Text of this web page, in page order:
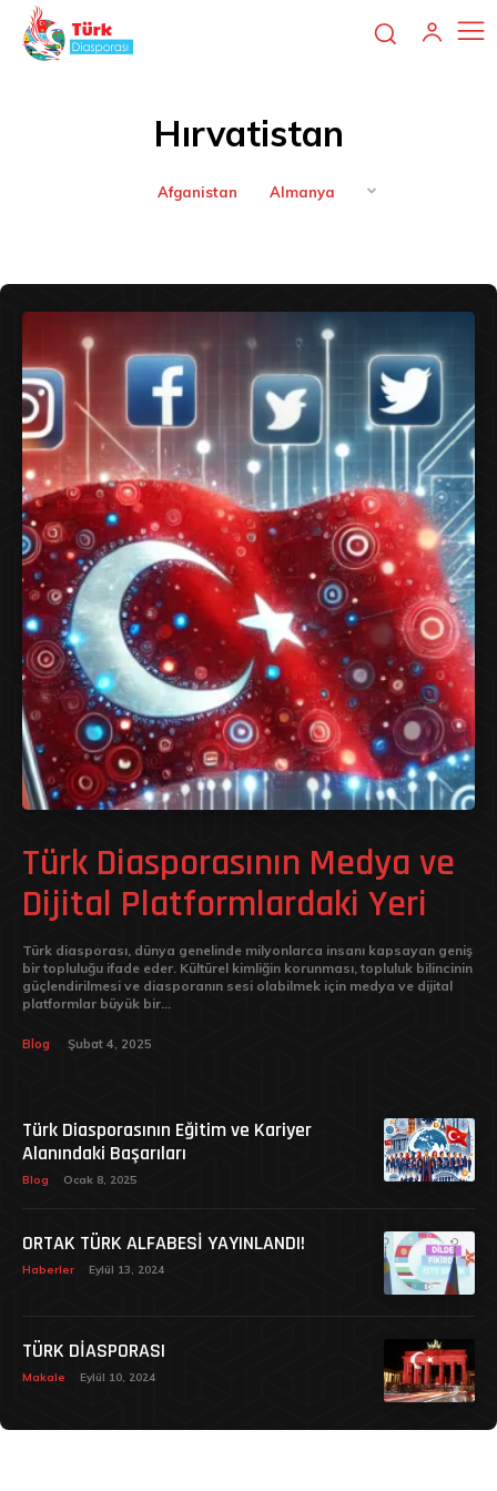
Hırvatistan
Afganistan Almanya
Türk Diasporasının Medya ve
Dijital Platformlardaki Yeri
Türk diasporası, dünya genelinde milyonlarca insanı kapsayan geniş
bir topluluğu ifade eder. Kültürel kimliğin korunması, topluluk bilincinin
güçlendirilmesi ve diasporanın sesi olabilmek için medya ve dijital
platformlar büyük bir...
Blog Şubat 4, 2025
Türk Diasporasının Eğitim ve Kariyer
Alanındaki Başarıları
Blog Ocak 8, 2025
ORTAK TÜRK ALFABESİ YAYINLANDI!
Haberler Eylül 13, 2024
TÜRK DİASPORASI
Makale Eylül 10, 2024